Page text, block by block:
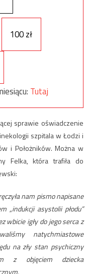
100 zł
Tutaj
sprawie oświadczenie
szpitala w Łodzi i
i Położników. Można w
Felka, która trafiła do
nam pismo napisane
„indukcji asystolii płodu”
wbicie igły do jego serca z
natychmiastowe
na zły stan psychiczny
z objęciem dziecka